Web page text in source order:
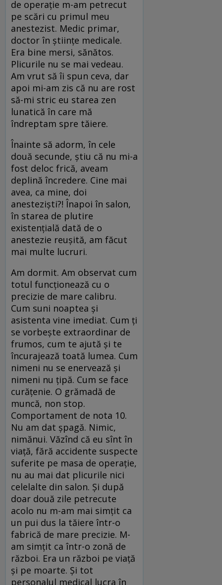
de operație m-am petrecut
pe scări cu primul meu
anestezist. Medic primar,
doctor în științe medicale.
Era bine mersi, sănătos.
Plicurile nu se mai vedeau.
Am vrut să îi spun ceva, dar
apoi mi-am zis că nu are rost
să-mi stric eu starea zen
lunatică în care mă
îndreptam spre tăiere.
Înainte să adorm, în cele
două secunde, știu că nu mi-a
fost deloc frică, aveam
deplină încredere. Cine mai
avea, ca mine, doi
anesteziști?! Înapoi în salon,
în starea de plutire
existențială dată de o
anestezie reușită, am făcut
mai multe lucruri.
Am dormit. Am observat cum
totul funcționează cu o
precizie de mare calibru.
Cum suni noaptea și
asistenta vine imediat. Cum ți
se vorbește extraordinar de
frumos, cum te ajută și te
încurajează toată lumea. Cum
nimeni nu se enervează și
nimeni nu țipă. Cum se face
curățenie. O grămadă de
muncă, non stop.
Comportament de nota 10.
Nu am dat șpagă. Nimic,
nimănui. Văzînd că eu sînt în
viață, fără accidente suspecte
suferite pe masa de operație,
nu au mai dat plicurile nici
celelalte din salon. Și după
doar două zile petrecute
acolo nu m-am mai simțit ca
un pui dus la tăiere într-o
fabrică de mare precizie. M-
am simțit ca într-o zonă de
război. Era un război pe viață
și pe moarte. Și tot
personalul medical lucra în